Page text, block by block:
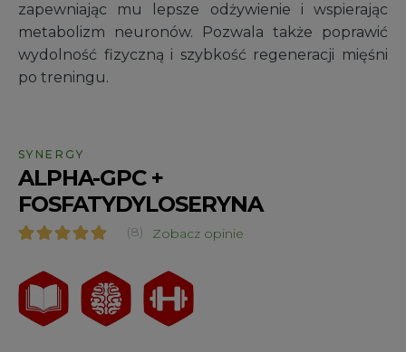
zapewniając mu lepsze odżywienie i wspierając
metabolizm neuronów. Pozwala także poprawić
wydolność fizyczną i szybkość regeneracji mięśni
po treningu.
SYNERGY
ALPHA-GPC +
FOSFATYDYLOSERYNA
na 5 na
ocen
klientów
(8) Zobacz opinie